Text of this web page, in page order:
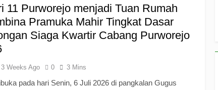
Pengabdian Generasi
11 Purworejo menjadi Tuan Rumah
Pramuka Mahir Tingkat Dasar
Siaga Kwartir Cabang Purworejo
3 Weeks Ago 0 3 Mins
pada hari Senin, 6 Juli 2026 di pangkalan Gugus